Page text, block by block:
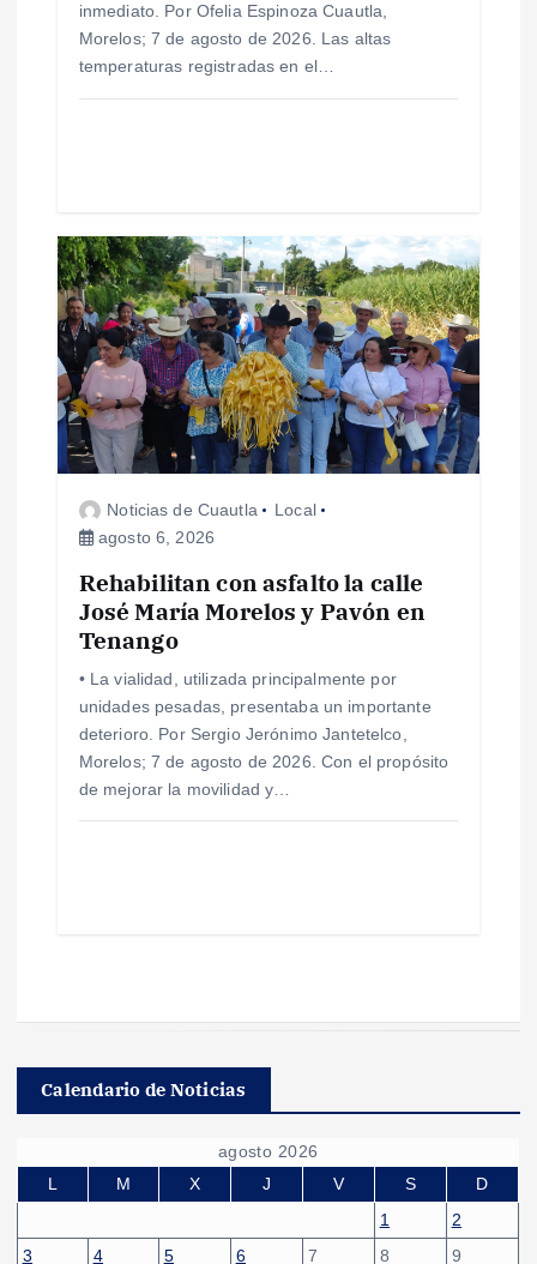
s
inmediato. Por Ofelia Espinoza Cuautla,
Morelos; 7 de agosto de 2026. Las altas
temperaturas registradas en el…
Noticias de Cuautla
Local
agosto 6, 2026
Rehabilitan con asfalto la calle
José María Morelos y Pavón en
Tenango
• La vialidad, utilizada principalmente por
unidades pesadas, presentaba un importante
deterioro. Por Sergio Jerónimo Jantetelco,
Morelos; 7 de agosto de 2026. Con el propósito
de mejorar la movilidad y…
Calendario de Noticias
agosto 2026
L
M X J V S
D
1
2
3
4 5 6 7 8
9